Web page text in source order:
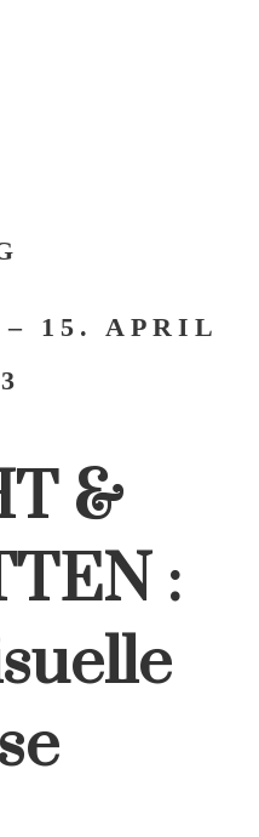
– 15. APRIL
&
: